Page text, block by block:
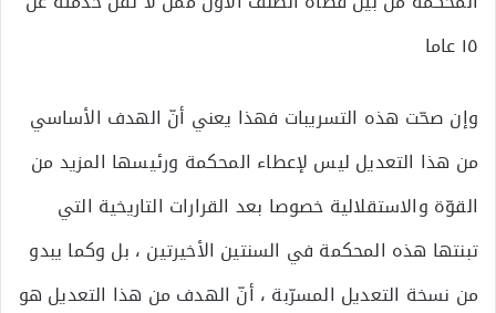
١٥ عاما
وإن صحّت هذه التسريبات فهذا يعني أنّ الهدف الأساسي
من هذا التعديل ليس لإعطاء المحكمة ورئيسها المزيد من
القوّة والاستقلالية خصوصا بعد القرارات التاريخية التي
تبنتها هذه المحكمة في السنتين الأخيرتين ، بل وكما يبدو
من نسخة التعديل المسرّبة ، أنّ الهدف من هذا التعديل هو